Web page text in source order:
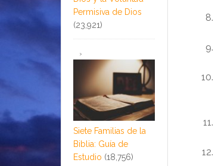
Permisiva de Dios
(23,921)
Siete Familias de la
Biblia: Guía de
Estudio (18,756)